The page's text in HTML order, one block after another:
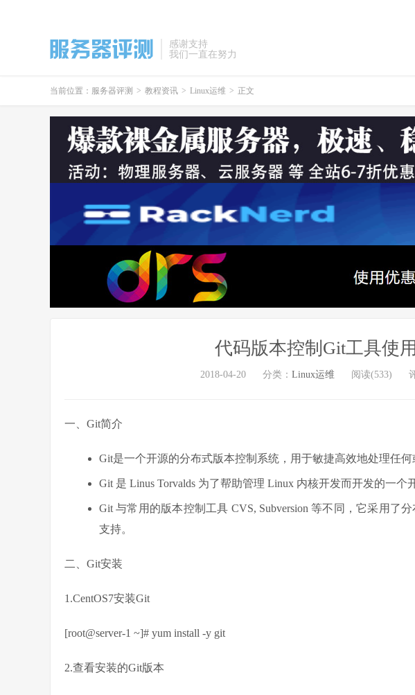
感谢支持
我们一直在努力
当前位置： 服务器评测 > 教程资讯 > Linux运维 > 正文
代码版本控制Git工具使
2018-04-20 分类： Linux运维 阅读(533)
一、Git简介
Git是一个开源的分布式版本控制系统，用于敏捷高效地处理任何
Git 是 Linus Torvalds 为了帮助管理 Linux 内核开发而开发的一个
Git 与常用的版本控制工具 CVS, Subversion 等不同，它采用了
支持。
二、Git安装
1.CentOS7安装Git
[root@server-1 ~]# yum install -y git
2.查看安装的Git版本